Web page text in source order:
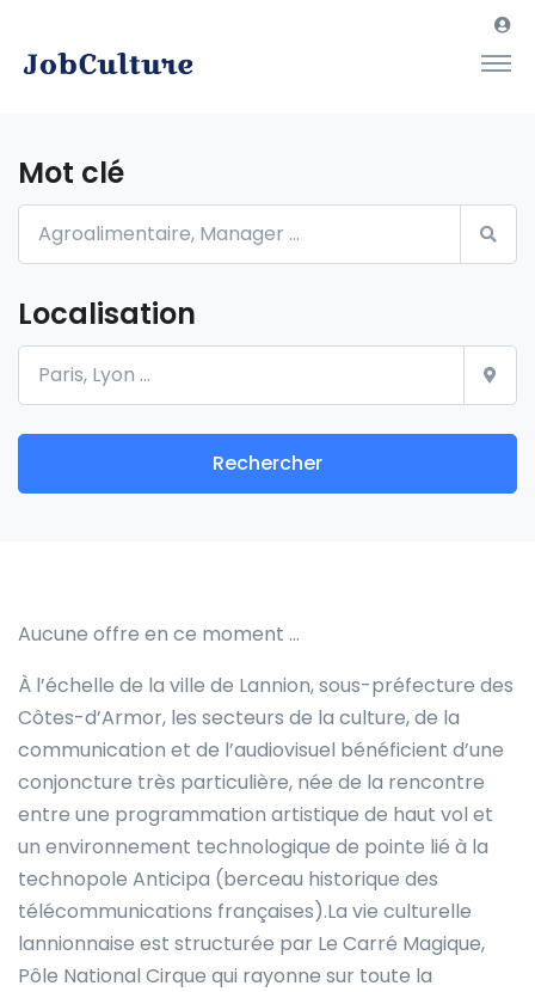
Mot clé
Localisation
Rechercher
Aucune offre en ce moment …
À l’échelle de la ville de Lannion, sous-préfecture des
Côtes-d’Armor, les secteurs de la culture, de la
communication et de l’audiovisuel bénéficient d’une
conjoncture très particulière, née de la rencontre
entre une programmation artistique de haut vol et
un environnement technologique de pointe lié à la
technopole Anticipa (berceau historique des
télécommunications françaises).La vie culturelle
lannionnaise est structurée par Le Carré Magique,
Pôle National Cirque qui rayonne sur toute la